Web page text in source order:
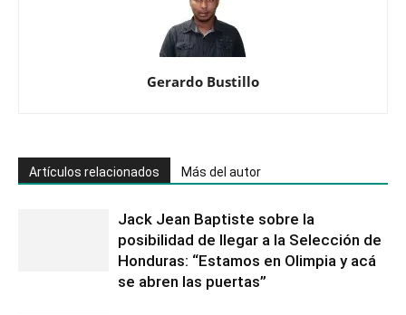
Gerardo Bustillo
Artículos relacionados Más del autor
Jack Jean Baptiste sobre la
posibilidad de llegar a la Selección de
Honduras: “Estamos en Olimpia y acá
se abren las puertas”